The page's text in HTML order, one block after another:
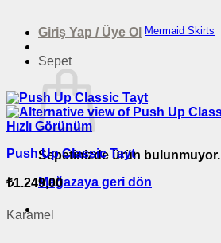
Mermaid Skirts
Giriş Yap / Üye Ol
Sepet
Sepetinizde ürün bulunmuyor.
Mağazaya geri dön
Hızlı Görünüm
Push Up Classic Tayt
₺1.249,00
Karamel